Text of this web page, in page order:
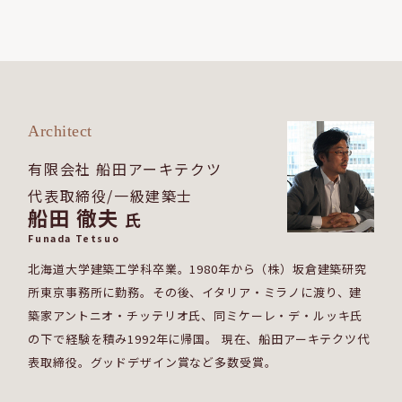
Architect
有限会社 船田アーキテクツ
代表取締役/一級建築士
船田 徹夫 氏
Funada Tetsuo
北海道大学建築工学科卒業。1980年から（株）坂倉建築研究
所東京事務所に勤務。その後、イタリア・ミラノに渡り、建
築家アントニオ・チッテリオ氏、同ミケーレ・デ・ルッキ氏
の下で経験を積み1992年に帰国。 現在、船田アーキテクツ代
表取締役。グッドデザイン賞など多数受賞。